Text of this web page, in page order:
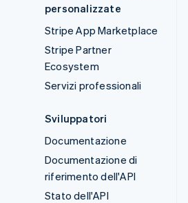
personalizzate
Stripe App Marketplace
Stripe Partner
Ecosystem
Servizi professionali
Sviluppatori
Documentazione
Documentazione di
riferimento dell'API
Stato dell'API